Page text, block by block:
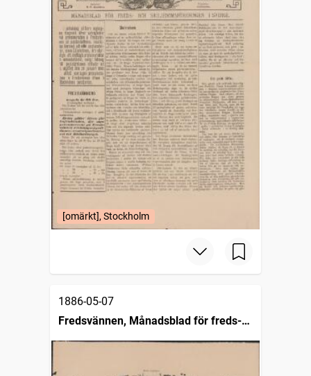
[omärkt], Stockholm
1886-05-07
Fredsvännen, Månadsblad för freds-
och skiljedomsföreningen i Sverige